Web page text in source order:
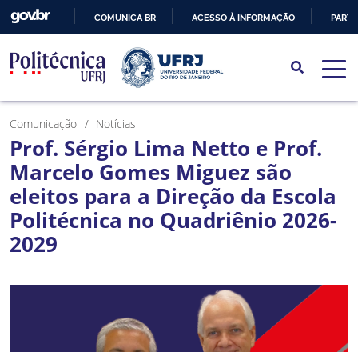
PARA
O
CONTEÚDO
COMUNICA BR ACESSO À INFORMAÇÃO
Comunicação Notícias
Prof. Sérgio Lima Netto e Prof.
Marcelo Gomes Miguez são
eleitos para a Direção da Escola
Politécnica no Quadriênio 2026-
2029